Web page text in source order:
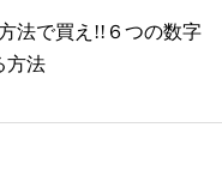
法で買え!!６つの数字
方法